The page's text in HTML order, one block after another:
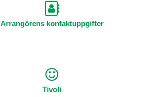
Arrangörens kontaktuppgifter
Tivoli